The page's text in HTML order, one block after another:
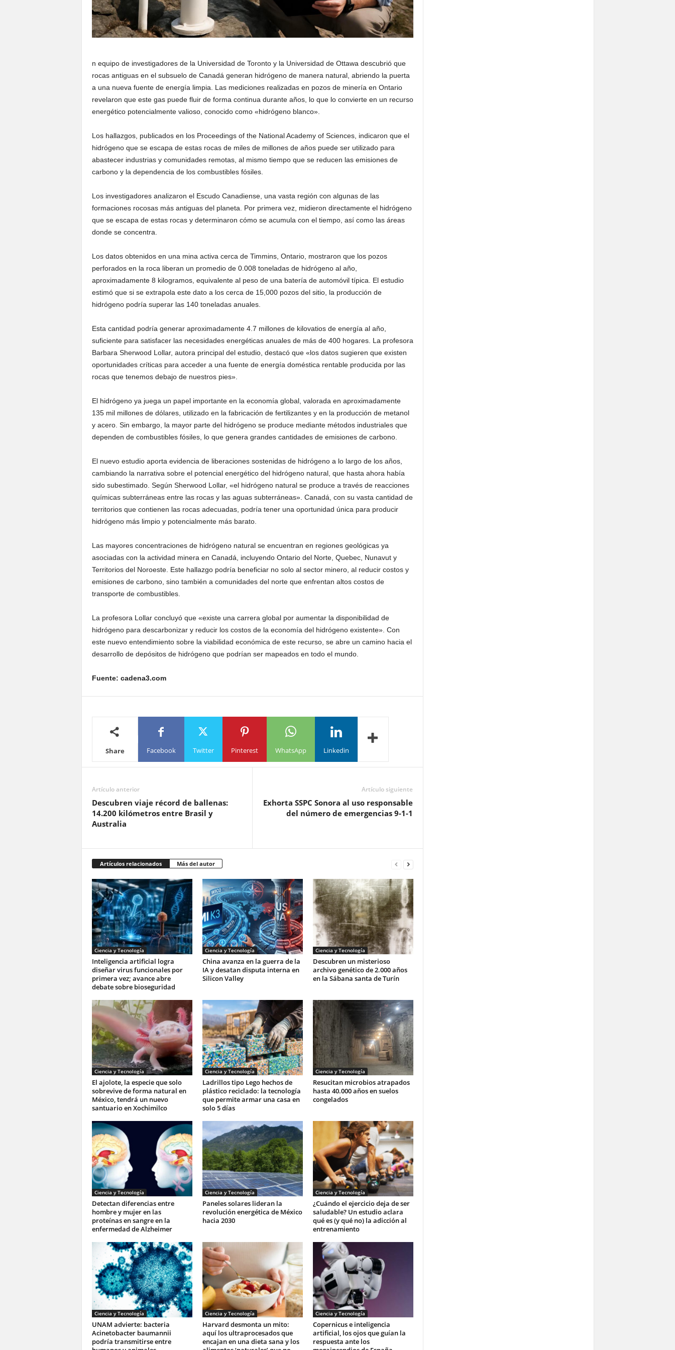
n equipo de investigadores de la Universidad de Toronto y la Universidad de Ottawa descubrió que
rocas antiguas en el subsuelo de Canadá generan hidrógeno de manera natural, abriendo la puerta
a una nueva fuente de energía limpia. Las mediciones realizadas en pozos de minería en Ontario
revelaron que este gas puede fluir de forma continua durante años, lo que lo convierte en un recurso
energético potencialmente valioso, conocido como «hidrógeno blanco».
Los hallazgos, publicados en los Proceedings of the National Academy of Sciences, indicaron que el
hidrógeno que se escapa de estas rocas de miles de millones de años puede ser utilizado para
abastecer industrias y comunidades remotas, al mismo tiempo que se reducen las emisiones de
carbono y la dependencia de los combustibles fósiles.
Los investigadores analizaron el Escudo Canadiense, una vasta región con algunas de las
formaciones rocosas más antiguas del planeta. Por primera vez, midieron directamente el hidrógeno
que se escapa de estas rocas y determinaron cómo se acumula con el tiempo, así como las áreas
donde se concentra.
Los datos obtenidos en una mina activa cerca de Timmins, Ontario, mostraron que los pozos
perforados en la roca liberan un promedio de 0.008 toneladas de hidrógeno al año,
aproximadamente 8 kilogramos, equivalente al peso de una batería de automóvil típica. El estudio
estimó que si se extrapola este dato a los cerca de 15,000 pozos del sitio, la producción de
hidrógeno podría superar las 140 toneladas anuales.
Esta cantidad podría generar aproximadamente 4.7 millones de kilovatios de energía al año,
suficiente para satisfacer las necesidades energéticas anuales de más de 400 hogares. La profesora
Barbara Sherwood Lollar, autora principal del estudio, destacó que «los datos sugieren que existen
oportunidades críticas para acceder a una fuente de energía doméstica rentable producida por las
rocas que tenemos debajo de nuestros pies».
El hidrógeno ya juega un papel importante en la economía global, valorada en aproximadamente
135 mil millones de dólares, utilizado en la fabricación de fertilizantes y en la producción de metanol
y acero. Sin embargo, la mayor parte del hidrógeno se produce mediante métodos industriales que
dependen de combustibles fósiles, lo que genera grandes cantidades de emisiones de carbono.
El nuevo estudio aporta evidencia de liberaciones sostenidas de hidrógeno a lo largo de los años,
cambiando la narrativa sobre el potencial energético del hidrógeno natural, que hasta ahora había
sido subestimado. Según Sherwood Lollar, «el hidrógeno natural se produce a través de reacciones
químicas subterráneas entre las rocas y las aguas subterráneas». Canadá, con su vasta cantidad de
territorios que contienen las rocas adecuadas, podría tener una oportunidad única para producir
hidrógeno más limpio y potencialmente más barato.
Las mayores concentraciones de hidrógeno natural se encuentran en regiones geológicas ya
asociadas con la actividad minera en Canadá, incluyendo Ontario del Norte, Quebec, Nunavut y
Territorios del Noroeste. Este hallazgo podría beneficiar no solo al sector minero, al reducir costos y
emisiones de carbono, sino también a comunidades del norte que enfrentan altos costos de
transporte de combustibles.
La profesora Lollar concluyó que «existe una carrera global por aumentar la disponibilidad de
hidrógeno para descarbonizar y reducir los costos de la economía del hidrógeno existente». Con
este nuevo entendimiento sobre la viabilidad económica de este recurso, se abre un camino hacia el
desarrollo de depósitos de hidrógeno que podrían ser mapeados en todo el mundo.
Fuente: cadena3.com
Share Facebook Twitter Pinterest WhatsApp Linkedin
Artículo anterior
Descubren viaje récord de ballenas:
14.200 kilómetros entre Brasil y
Australia
Artículo siguiente
Exhorta SSPC Sonora al uso responsable
del número de emergencias 9-1-1
Artículos relacionados Más del autor
Ciencia y Tecnología
Inteligencia artificial logra
diseñar virus funcionales por
primera vez; avance abre
debate sobre bioseguridad
Ciencia y Tecnología
China avanza en la guerra de la
IA y desatan disputa interna en
Silicon Valley
Ciencia y Tecnología
Descubren un misterioso
archivo genético de 2.000 años
en la Sábana santa de Turín
Ciencia y Tecnología
El ajolote, la especie que solo
sobrevive de forma natural en
México, tendrá un nuevo
santuario en Xochimilco
Ciencia y Tecnología
Ladrillos tipo Lego hechos de
plástico reciclado: la tecnología
que permite armar una casa en
solo 5 días
Ciencia y Tecnología
Resucitan microbios atrapados
hasta 40.000 años en suelos
congelados
Ciencia y Tecnología
Detectan diferencias entre
hombre y mujer en las
proteínas en sangre en la
enfermedad de Alzheimer
Ciencia y Tecnología
Paneles solares lideran la
revolución energética de México
hacia 2030
Ciencia y Tecnología
¿Cuándo el ejercicio deja de ser
saludable? Un estudio aclara
qué es (y qué no) la adicción al
entrenamiento
Ciencia y Tecnología
UNAM advierte: bacteria
Acinetobacter baumannii
podría transmitirse entre
Ciencia y Tecnología
Harvard desmonta un mito:
aquí los ultraprocesados que
encajan en una dieta sana y los
Ciencia y Tecnología
Copernicus e inteligencia
artificial, los ojos que guían la
respuesta ante los